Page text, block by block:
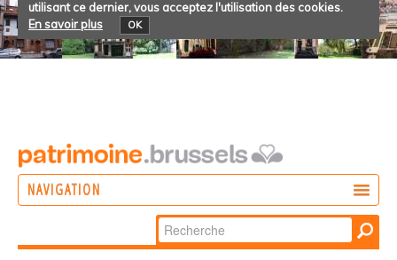
utilisant ce dernier, vous acceptez l'utilisation des cookies.
En savoir plus
OK
NAVIGATION
Chercher par
Recherche